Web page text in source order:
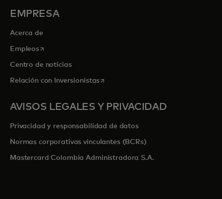
EMPRESA
Acerca de
Empleosse abre en una pestaña nueva
Centro de noticias
Relación con Inversionistasse abre en una pestaña nueva
AVISOS LEGALES Y PRIVACIDAD
Privacidad y responsabilidad de datos
Normas corporativas vinculantes (BCRs)
Mastercard Colombia Administradora S.A.